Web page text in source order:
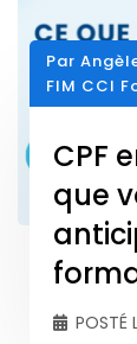
Par
FIM CCI
CPF
que
POSTÉ